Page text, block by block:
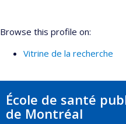
Browse this profile on:
Vitrine de la recherche
École de santé
de Montréal